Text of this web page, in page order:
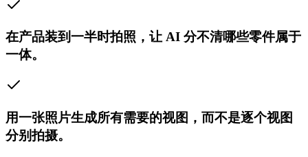
在产品装到一半时拍照，让 AI 分不清哪些零件属于
一体。
用一张照片生成所有需要的视图，而不是逐个视图
分别拍摄。